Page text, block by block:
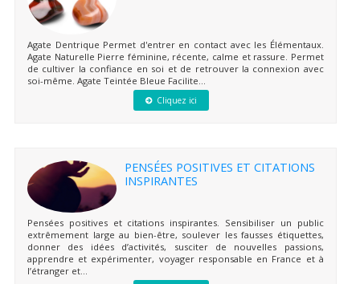
Agate Dentrique Permet d'entrer en contact avec les Élémentaux.
Agate Naturelle Pierre féminine, récente, calme et rassure. Permet
de cultiver la confiance en soi et de retrouver la connexion avec
soi-même. Agate Teintée Bleue Facilite...
Cliquez ici
PENSÉES POSITIVES ET CITATIONS
INSPIRANTES
Pensées positives et citations inspirantes. Sensibiliser un public
extrêmement large au bien-être, soulever les fausses étiquettes,
donner des idées d’activités, susciter de nouvelles passions,
apprendre et expérimenter, voyager responsable en France et à
l’étranger et...